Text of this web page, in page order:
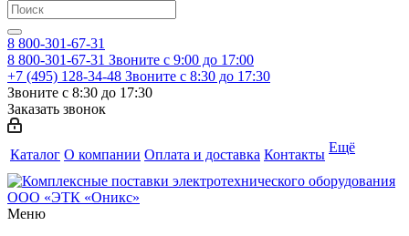
8 800-301-67-31
8 800-301-67-31 Звоните с 9:00 до 17:00
+7 (495) 128-34-48 Звоните с 8:30 до 17:30
Звоните с 8:30 до 17:30
Заказать звонок
Каталог О компании Оплата и доставка Контакты Ещё
Меню